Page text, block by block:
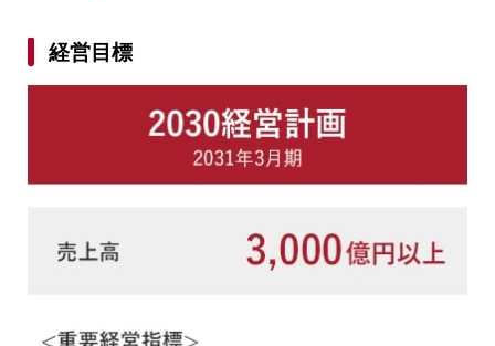
経営目標